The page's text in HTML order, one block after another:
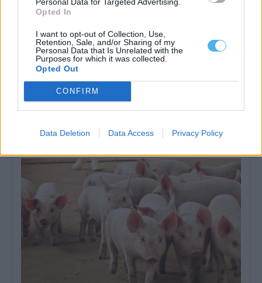
Opted In
I want to opt-out of Collection, Use,
Retention, Sale, and/or Sharing of my
Personal Data that Is Unrelated with the
Purposes for which it was collected.
Opted Out
CONFIRM
Data Deletion Data Access Privacy Policy
Parlamento recomenda preço mínimo para a lã e criação de
uma estratégia nacional para...